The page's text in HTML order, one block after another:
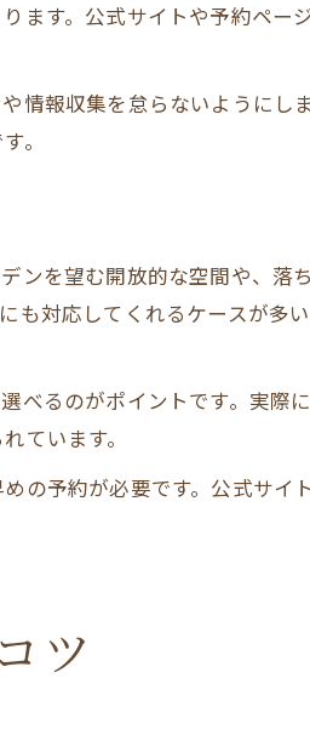
ます。公式サイトや予約ペー
情報収集を怠らないようにし
。
ンを望む開放的な空間や、落
も対応してくれるケースが多
べるのがポイントです。実際
ています。
の予約が必要です。公式サイ
ツ